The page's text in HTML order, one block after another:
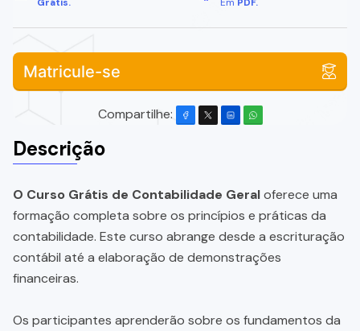
Matricule-se
Compartilhe:
Descrição
O Curso Grátis de Contabilidade Geraloferece uma
formação completa sobre os princípios e práticas da
contabilidade. Este curso abrange desde a escrituração
contábil até a elaboração de demonstrações
financeiras.
Os participantes aprenderão sobre os fundamentos da